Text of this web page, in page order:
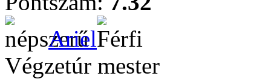
Ariel
Végzetúr mester